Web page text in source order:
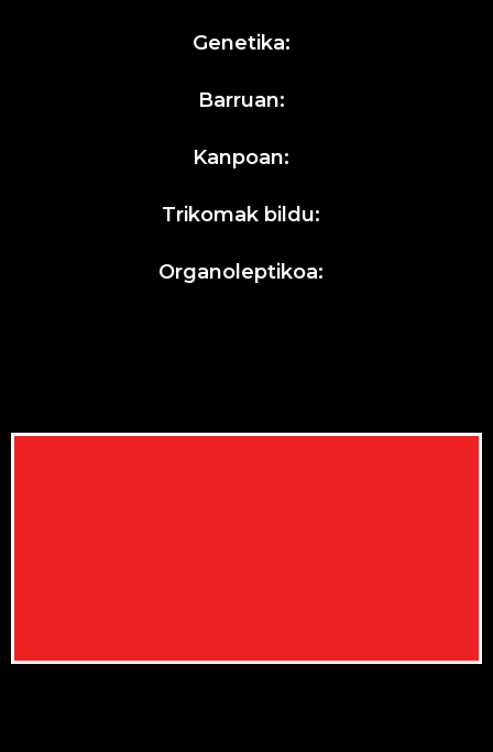
Genetika:
Barruan:
Kanpoan:
Trikomak bildu:
Organoleptikoa: